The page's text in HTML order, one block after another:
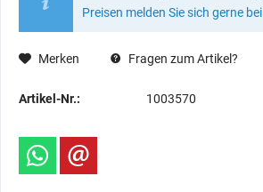
Preisen melden Sie sich gerne
Merken Fragen zum Artikel?
Artikel-Nr.: 1003570